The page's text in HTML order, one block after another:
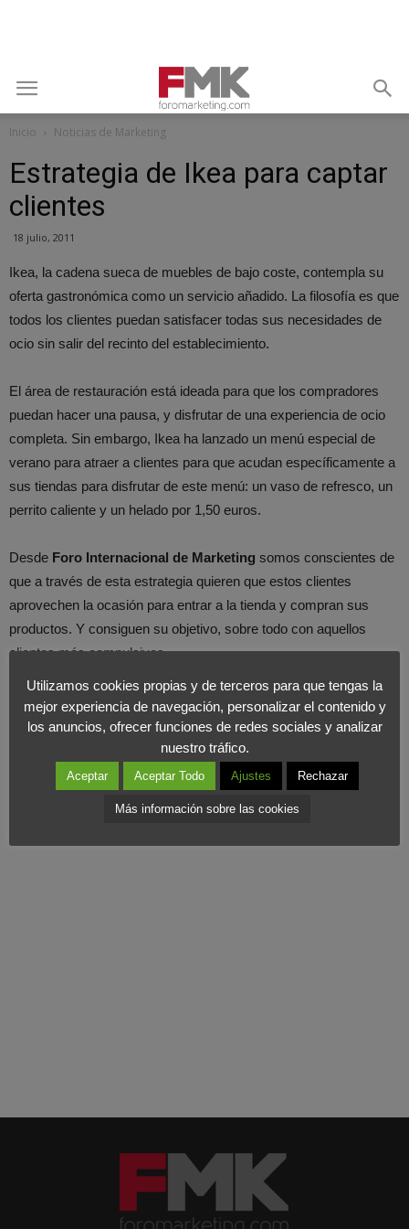
Inicio Noticias de Marketing
Estrategia de Ikea para captar
clientes
18 julio, 2011
Ikea, la cadena sueca de muebles de bajo coste, contempla su
oferta gastronómica como un servicio añadido. La filosofía es que
todos los clientes puedan satisfacer todas sus necesidades de
ocio sin salir del recinto del establecimiento.
El área de restauración está ideada para que los compradores
puedan hacer una pausa, y disfrutar de una experiencia de ocio
completa. Sin embargo, Ikea ha lanzado un menú especial de
verano para atraer a clientes para que acudan específicamente a
sus tiendas para disfrutar de este menú: un vaso de refresco, un
perrito caliente y un helado por 1,50 euros.
Desde Foro Internacional de Marketing somos conscientes de
que a través de esta estrategia quieren que estos clientes
aprovechen la ocasión para entrar a la tienda y compran sus
productos. Y consiguen su objetivo, sobre todo con aquellos
clientes más compulsivos.
Además, el público familiar es el gran protagonista de Ikea, por
tanto, no olvidan el papel fundamental que tienen los niños en sus
establecimientos. Por ello, cuentan con un menú para niños,
comida para bebés, zona para lactantes y la famosa piscina de
bolas para los más pequeños.
Utilizamos cookies propias y de terceros para que tengas la
mejor experiencia de navegación, personalizar el contenido y
los anuncios, ofrecer funciones de redes sociales y analizar
nuestro tráfico.
Aceptar Aceptar Todo Ajustes Rechazar
Más información sobre las cookies